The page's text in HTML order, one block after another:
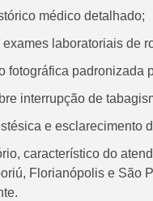
médico detalhado;
laboratoriais de
fotográfica padronizada
interrupção de
e esclarecimento
característico do
Florianópolis e São